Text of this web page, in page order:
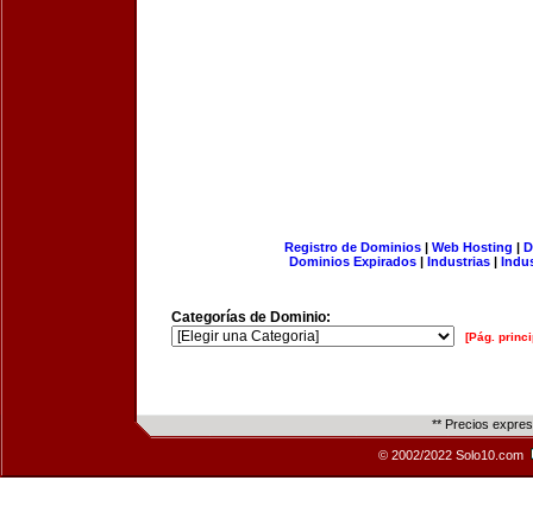
Registro de Dominios| Web Hosting |
Dominios Expirados | Industrias |
Categorías de Dominio:
[Pág.
** Precios
© 2002/2022 Solo10.com